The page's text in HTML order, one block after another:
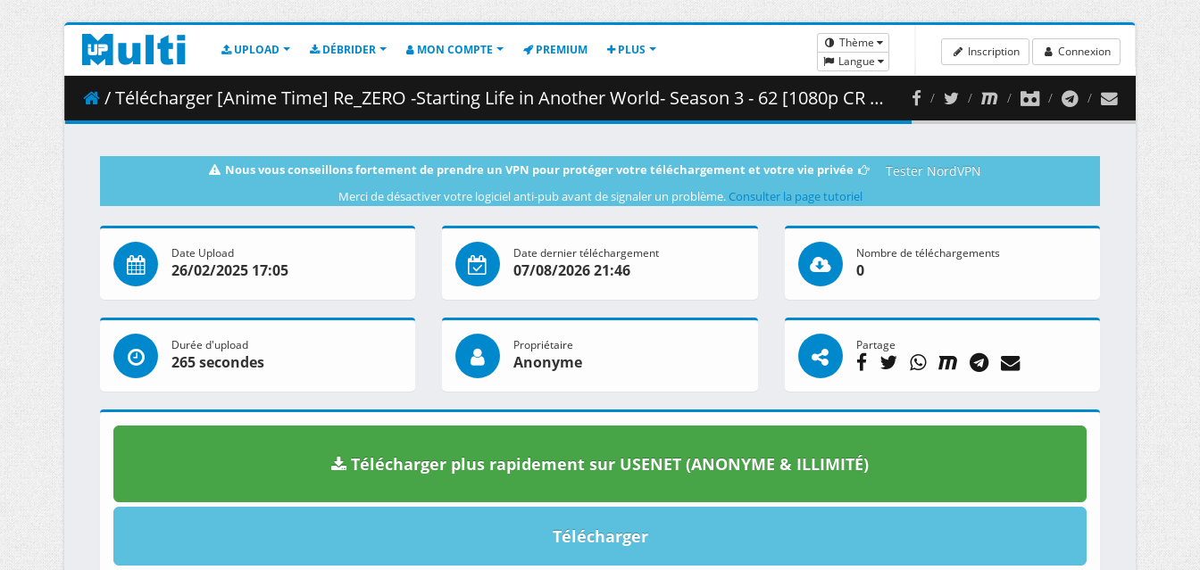
UPLOAD DÉBRIDER MON COMPTE PREMIUM PLUS
Thème
Langue
Inscription Connexion
/ Télécharger [Anime Time] Re_ZERO -Starting Life in Another World- Season 3 - 62 [1080p CR WEB-DL AVC AAC].mkv.003 ( 410.33 MB )
Nous vous conseillons fortement de prendre un VPN pour protéger votre téléchargement et votre vie privée Tester NordVPN
Merci de désactiver votre logiciel anti-pub avant de signaler un problème. Consulter la page tutoriel
Date Upload
26/02/2025 17:05
Date dernier téléchargement
07/08/2026 21:46
Nombre de téléchargements
0
Durée d'upload
265 secondes
Propriétaire
Anonyme
Partage
Télécharger plus rapidement sur USENET (ANONYME & ILLIMITÉ)
Télécharger